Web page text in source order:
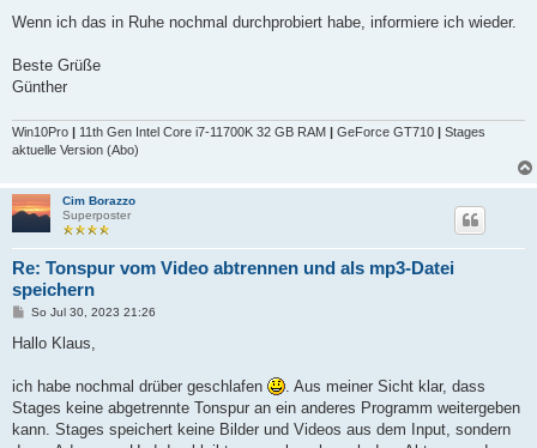
Wenn ich das in Ruhe nochmal durchprobiert habe, informiere ich wieder.
Beste Grüße
Günther
Win10Pro | 11th Gen Intel Core i7-11700K 32 GB RAM | GeForce GT710 | Stages
aktuelle Version (Abo)
Cim Borazzo
Superposter
Re: Tonspur vom Video abtrennen und als mp3-Datei
speichern
B
i
a
So Jul 30, 2023 21:26
Hallo Klaus,
ich habe nochmal drüber geschlafen
. Aus meiner Sicht klar, dass
Stages keine abgetrennte Tonspur an ein anderes Programm weitergeben
kann. Stages speichert keine Bilder und Videos aus dem Input, sondern